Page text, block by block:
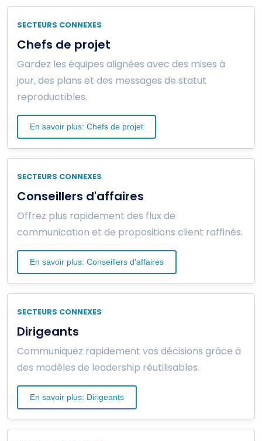
SECTEURS CONNEXES
Chefs de projet
Gardez les équipes alignées avec des mises à
jour, des plans et des messages de statut
reproductibles.
En savoir plus: Chefs de projet
SECTEURS CONNEXES
Conseillers d'affaires
Offrez plus rapidement des flux de
communication et de propositions client raffinés.
En savoir plus: Conseillers d'affaires
SECTEURS CONNEXES
Dirigeants
Communiquez rapidement vos décisions grâce à
des modèles de leadership réutilisables.
En savoir plus: Dirigeants